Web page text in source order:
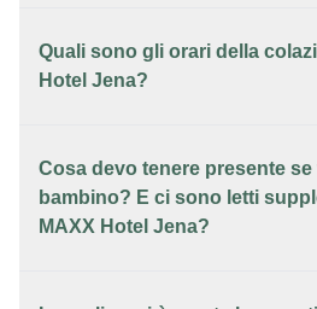
Quali sono gli orari della
Hotel Jena?
Cosa devo tenere presente
bambino? E ci sono letti
MAXX Hotel Jena?